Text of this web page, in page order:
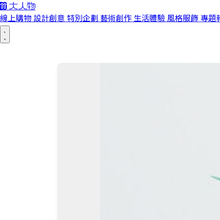
線上購物 設計創意 特別企劃 藝術創作 生活體驗 風格服飾 專題